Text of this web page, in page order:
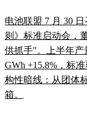
电池联盟 7 月 30
则》标准启动会，
供抓手"。上半年产
GWh +15.8%，标
构性暗线：从团体
箱。